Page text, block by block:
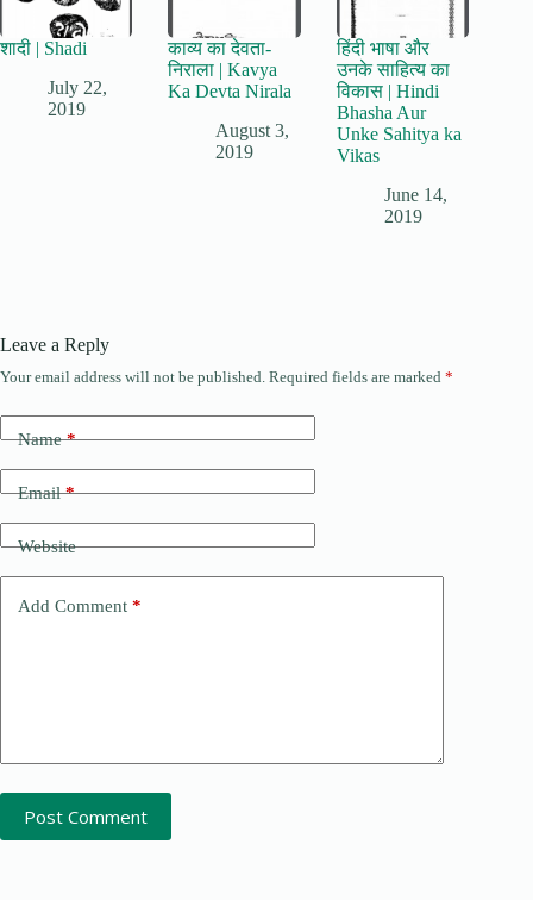
शादी | Shadi
July 22,
2019
काव्य का देवता-
निराला | Kavya
Ka Devta Nirala
August 3,
2019
हिंदी भाषा और
उनके साहित्य का
विकास | Hindi
Bhasha Aur
Unke Sahitya ka
Vikas
June 14,
2019
Leave a Reply
Your email address will not be published. Required fields are marked *
Name*
Email*
Website
Add Comment *
Post Comment